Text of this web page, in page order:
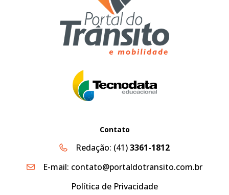
Contato
Redação: (41)3361-1812
E-mail: contato@portaldotransito.com.br
Política de Privacidade